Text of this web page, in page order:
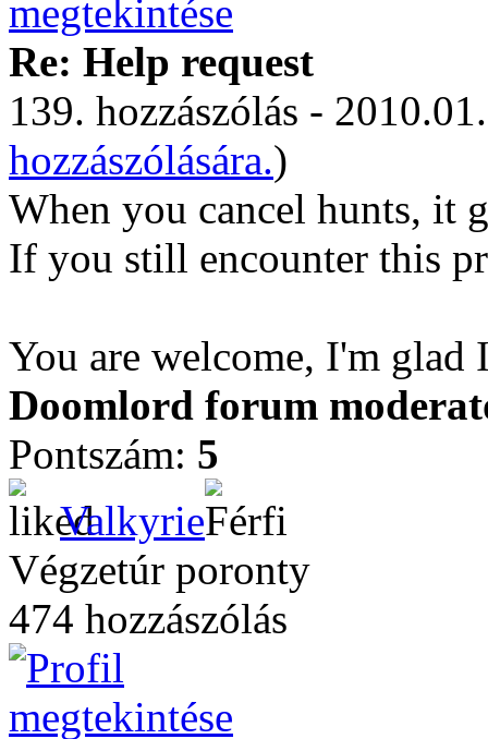
Re: Help request
139. hozzászólás -
hozzászólására.)
When you cancel hunts, it
If you still encounter this
You are welcome, I'm glad
Doomlord forum
Pontszám: 5
Valkyrie
Végzetúr poronty
474 hozzászólás